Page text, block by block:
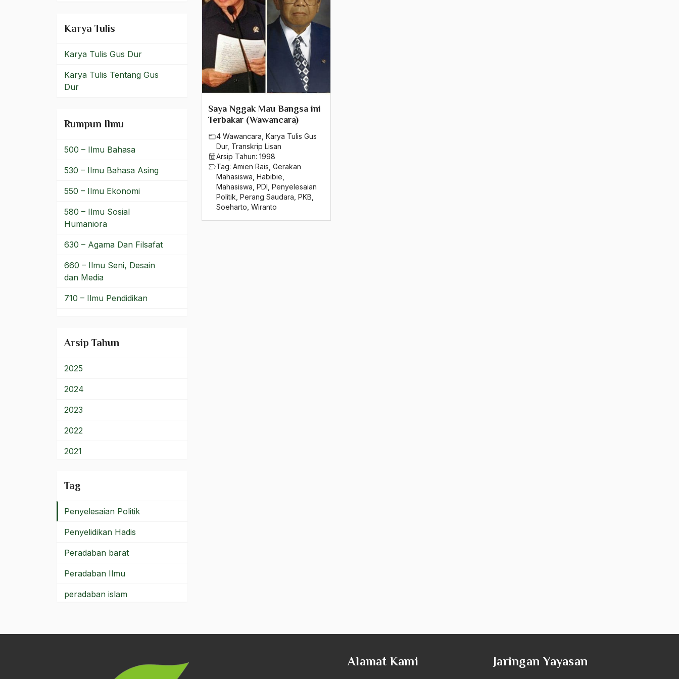
Saya Nggak Mau Bangsa ini
Terbakar (Wawancara)
4 Wawancara Karya Tulis Gus
Dur, Transkrip Lisan
Arsip Tahun: 1998
Tag: Amien Rais Gerakan
Mahasiswa Habibie
Mahasiswa PDI Penyelesaian
Politik Perang Saudara PKB
Soeharto Wiranto
Karya Tulis
Karya Tulis Gus Dur
Karya Tulis Tentang Gus
Dur
Rumpun Ilmu
500 – Ilmu Bahasa
530 – Ilmu Bahasa Asing
550 – Ilmu Ekonomi
580 – Ilmu Sosial
Humaniora
630 – Agama Dan Filsafat
660 – Ilmu Seni, Desain
dan Media
710 – Ilmu Pendidikan
Arsip Tahun
2025
2024
2023
2022
2021
2019
2018
2017
2016
2015
2014
Tag
Pengalaman Empirik
Pengamat
Pengambilan Keputusan
Pengaruh Luar
Beragama
Pengembangan Fikih
Pengembangan Kota
pengertian antarumat
beragama
Pengetahuan dan
penggusuran
Pengikisan Aliran
Kepemimpinan
Pengusaha
penistaan agama
penjajahan
Pentingnya Akhlak
Penyebaran Islam
Penyelesaian Politik
Penyelidikan Hadis
Peradaban barat
Peradaban Ilmu
peradaban islam
Peradaban Modern
Peran Agama
Alamat Kami Jaringan Yayasan